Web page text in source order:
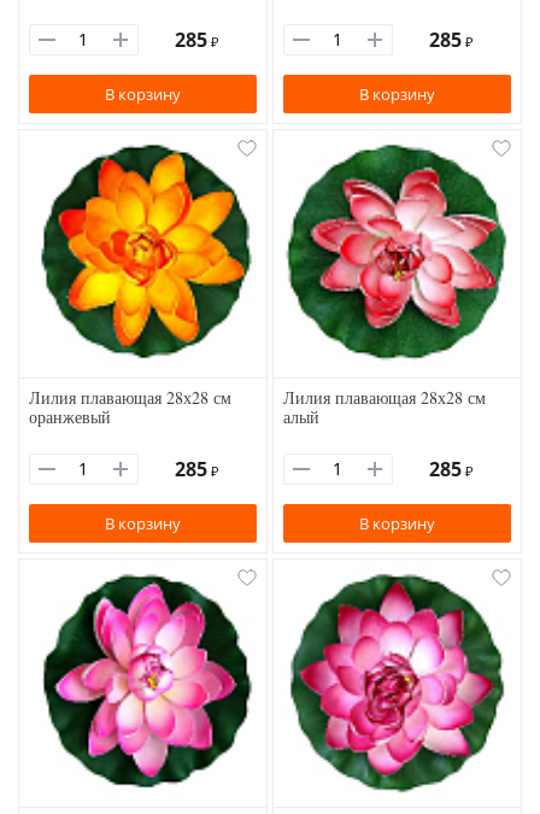
285 ₽
В корзину
285 ₽
В корзину
Лилия плавающая 28х28 см
оранжевый
285 ₽
В корзину
Лилия плавающая 28х28 см
алый
285 ₽
В корзину